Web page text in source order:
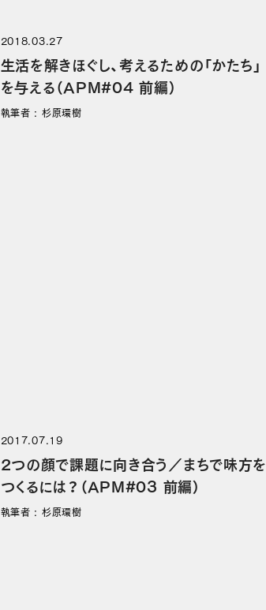
2018.03.27
生活を解きほぐし、考えるための「かたち」
を与える（APM#04 前編）
執筆者 : 杉原環樹
2017.07.19
2つの顔で課題に向き合う／まちで味方を
つくるには？（APM#03 前編）
執筆者 : 杉原環樹